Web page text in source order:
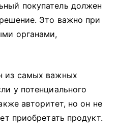
покупатель должен
Это важно при
органами,
из самых важных
у потенциального
авторитет, но он не
приобретать продукт.